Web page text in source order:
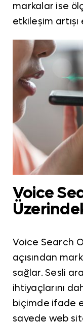
markalar ise
etkileşim
Voice
Voice Search
açısından
sağlar. Sesli
ihtiyaçlarını
biçimde ifade
sayede web